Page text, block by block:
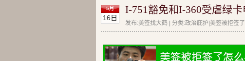
5月
16日
I-751豁免和I-360受虐绿
发布:美签找大鹤 | 分类:政治庇护|美签被拒签